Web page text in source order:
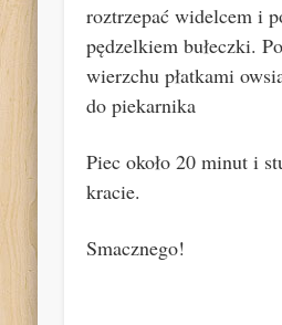
roztrzepać widelcem i
pędzelkiem bułeczki.
wierzchu płatkami
do piekarnika
Piec około 20 minut i
kracie.
Smacznego!